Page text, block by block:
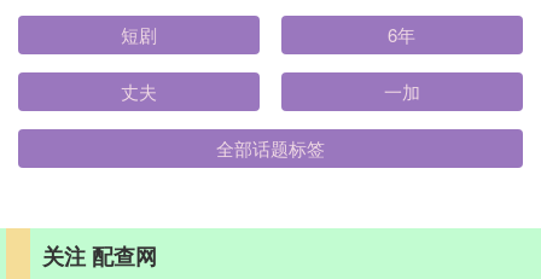
短剧 6年
丈夫 一加
全部话题标签
关注 配查网